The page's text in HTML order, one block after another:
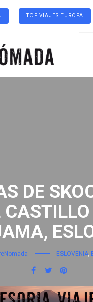
TOP VIAJES EUROPA
DE
CASTILLO
ESLOVENIA